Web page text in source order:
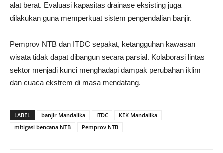
alat berat. Evaluasi kapasitas drainase eksisting juga
dilakukan guna memperkuat sistem pengendalian banjir.
Pemprov NTB dan ITDC sepakat, ketangguhan kawasan
wisata tidak dapat dibangun secara parsial. Kolaborasi lintas
sektor menjadi kunci menghadapi dampak perubahan iklim
dan cuaca ekstrem di masa mendatang.
LABEL banjir Mandalika ITDC
KEK Mandalika
mitigasi bencana NTB
Pemprov NTB